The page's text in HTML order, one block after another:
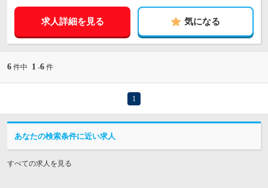
求人詳細を見る 気になる
6 件中 1 -6 件
1
あなたの検索条件に近い求人
すべての求人を見る